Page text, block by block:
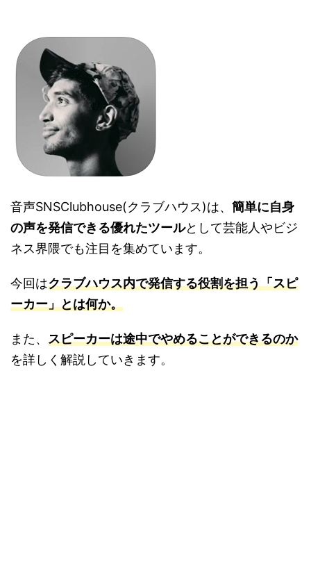
音声SNSClubhouse(クラブハウス)は、 簡単に自身
の声を発信できる優れたツールとして芸能人やビジ
ネス界隈でも注目を集めています。
今回はクラブハウス内で発信する役割を担う「スピ
ーカー」とは何か。
また、 スピーカーは途中でやめることができるのか
を詳しく解説していきます。